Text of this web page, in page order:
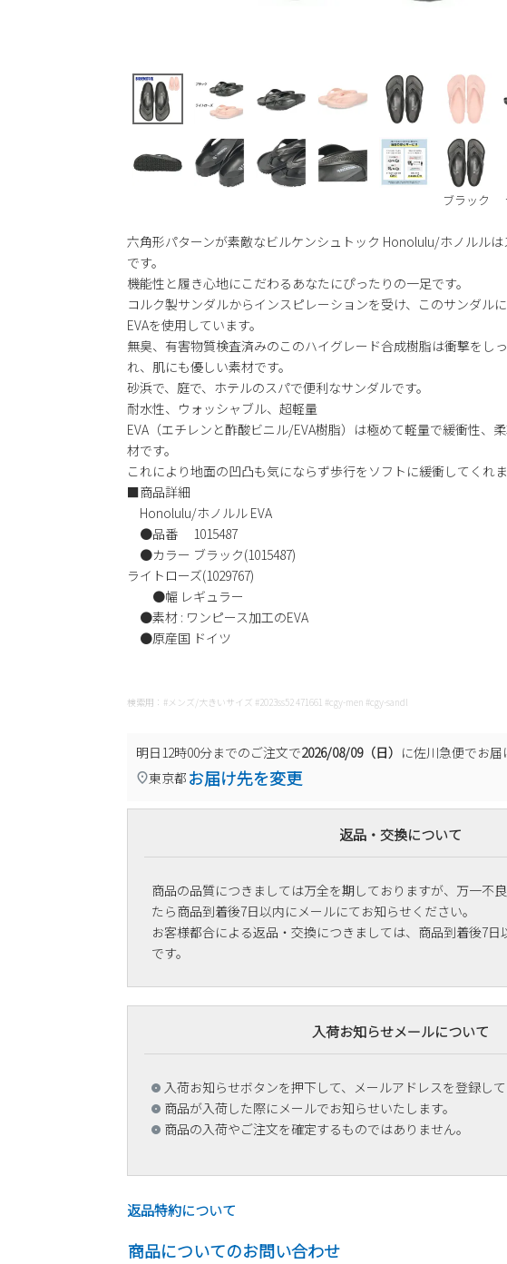
ブラック
六角形パターンが素敵なビルケンシュトック Honolulu/ホノルル
です。
機能性と履き心地にこだわるあなたにぴったりの一足です。
コルク製サンダルからインスピレーションを受け、このサンダル
EVAを使用しています。
無臭、有害物質検査済みのこのハイグレード合成樹脂は衝撃をし
れ、肌にも優しい素材です。
砂浜で、庭で、ホテルのスパで便利なサンダルです。
耐水性、ウォッシャブル、超軽量
EVA（エチレンと酢酸ビニル/EVA樹脂）は極めて軽量で緩衝性、
材です。
これにより地面の凹凸も気にならず歩行をソフトに緩衝してくれま
■商品詳細
Honolulu/ホノルル EVA
●品番 1015487
●カラー ブラック(1015487)
ライトローズ(1029767)
●幅 レギュラー
●素材 : ワンピース加工のEVA
●原産国 ドイツ
検索用：#メンズ/大きいサイズ #2023ss52 471661 #cgy-men #cgy-sandl
明日12時00分までのご注文で2026/08/09（日） に佐川急便でお届
東京都 お届け先を変更
返品・交換について
商品の品質につきましては万全を期しておりますが、万一不
たら商品到着後7日以内にメールにてお知らせください。
お客様都合による返品・交換につきましては、商品到着後7
です。
入荷お知らせメールについて
入荷お知らせボタンを押下して、メールアドレスを登録して
商品が入荷した際にメールでお知らせいたします。
商品の入荷やご注文を確定するものではありません。
返品特約について
商品についてのお問い合わせ